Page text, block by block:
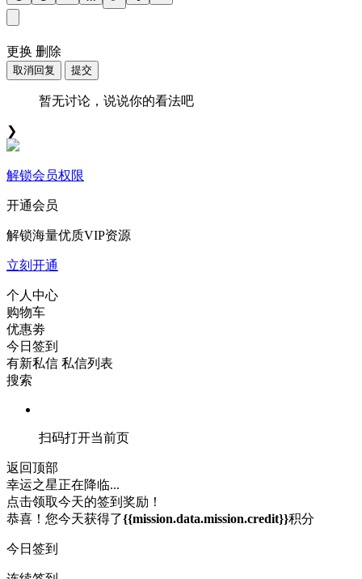
更换 删除
取消回复 提交
暂无讨论，说说你的看法吧
❯
解锁会员权限
开通会员
解锁海量优质VIP资源
立刻开通
个人中心
购物车
优惠劵
今日签到
有新私信 私信列表
搜索
扫码打开当前页
返回顶部
幸运之星正在降临...
点击领取今天的签到奖励！
恭喜！您今天获得了{{mission.data.mission.credit}}积分
今日签到